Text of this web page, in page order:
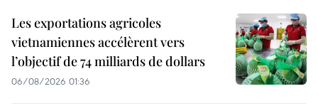
Les exportations agricoles
vietnamiennes accélèrent vers
l’objectif de 74 milliards de dollars
06/08/2026 01:36